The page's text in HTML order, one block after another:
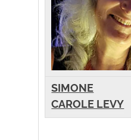
SIMONE
CAROLE LEVY